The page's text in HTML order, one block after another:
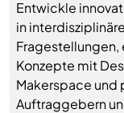
Entwickle
in
Konzepte mit
Makerspace und
Auftraggebern